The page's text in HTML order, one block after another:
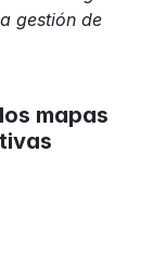
gestión de
mapas